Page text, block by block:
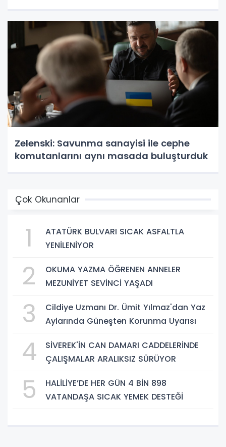
Zelenski: Savunma sanayisi ile cephe
komutanlarını aynı masada buluşturduk
Çok Okunanlar
1
ATATÜRK BULVARI SICAK ASFALTLA
YENİLENİYOR
2
OKUMA YAZMA ÖĞRENEN ANNELER
MEZUNİYET SEVİNCİ YAŞADI
3
Cildiye Uzmanı Dr. Ümit Yılmaz'dan Yaz
Aylarında Güneşten Korunma Uyarısı
4
SİVEREK'İN CAN DAMARI CADDELERİNDE
ÇALIŞMALAR ARALIKSIZ SÜRÜYOR
5
HALİLİYE’DE HER GÜN 4 BİN 898
VATANDAŞA SICAK YEMEK DESTEĞİ